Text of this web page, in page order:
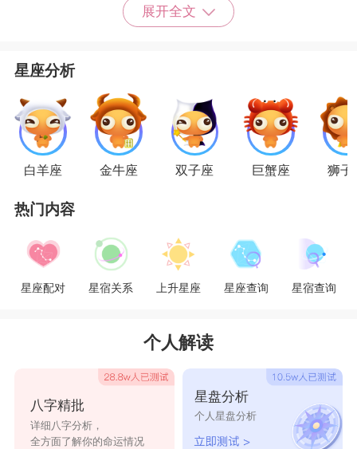
对自己的亲人还是朋友，他们都会一直讲个不停。
找你聊天，加倍的关心你，如果双子座在你身上出
现这种情况，就是对你有意思。
巨蟹座
：默默了解你
喜欢一个人的
，他们时常会去跟身边人
都想要知道。他们一天没有关心你，就会觉得心里
缺少一点什么，会特别的不得劲，虽然有时候会表
现得比较拙劣，但是这都是发自他们内心的。巨蟹
就是会从细节出发。
非常的率真，真诚，不做作。当狮子喜
欢上一个人，他的表现一定是最直接的，就是要告
诉对方自己的心意，一定会让全世界的人都知道。
狮子是喜欢主动地出击的人，他们不会胆怯，会大
展开全文
星座分析
白羊座 金牛座 双子座 巨蟹座 狮子
热门内容
星座配对 星宿关系 上升星座 星座查询 星宿查询
个人解读
八字精批
详细八字分析，
全方面了解你的命运情况
星盘分析
个人星盘分析